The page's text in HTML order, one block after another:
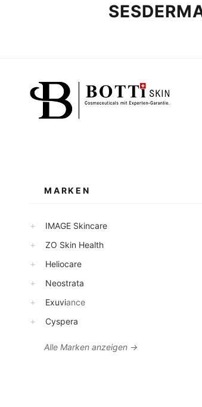
MARKEN
+ IMAGE Skincare
+ ZO Skin Health
+ Heliocare
+ Neostrata
+ Exuviance
+ Cyspera
Alle Marken anzeigen →